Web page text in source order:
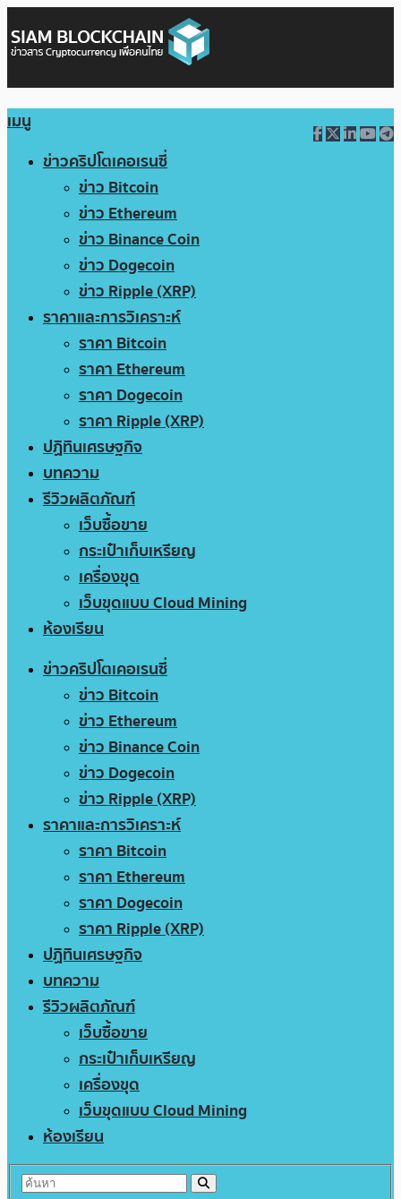
เมนู
ข่าวคริปโตเคอเรนซี่
ข่าว Bitcoin
ข่าว Ethereum
ข่าว Binance Coin
ข่าว Dogecoin
ข่าว Ripple (XRP)
ราคาและการวิเคราะห์
ราคา Bitcoin
ราคา Ethereum
ราคา Dogecoin
ราคา Ripple (XRP)
ปฏิทินเศรษฐกิจ
บทความ
รีวิวผลิตภัณฑ์
เว็บซื้อขาย
กระเป๋าเก็บเหรียญ
เครื่องขุด
เว็บขุดแบบ Cloud Mining
ห้องเรียน
ข่าวคริปโตเคอเรนซี่
ข่าว Bitcoin
ข่าว Ethereum
ข่าว Binance Coin
ข่าว Dogecoin
ข่าว Ripple (XRP)
ราคาและการวิเคราะห์
ราคา Bitcoin
ราคา Ethereum
ราคา Dogecoin
ราคา Ripple (XRP)
ปฏิทินเศรษฐกิจ
บทความ
รีวิวผลิตภัณฑ์
เว็บซื้อขาย
กระเป๋าเก็บเหรียญ
เครื่องขุด
เว็บขุดแบบ Cloud Mining
ห้องเรียน